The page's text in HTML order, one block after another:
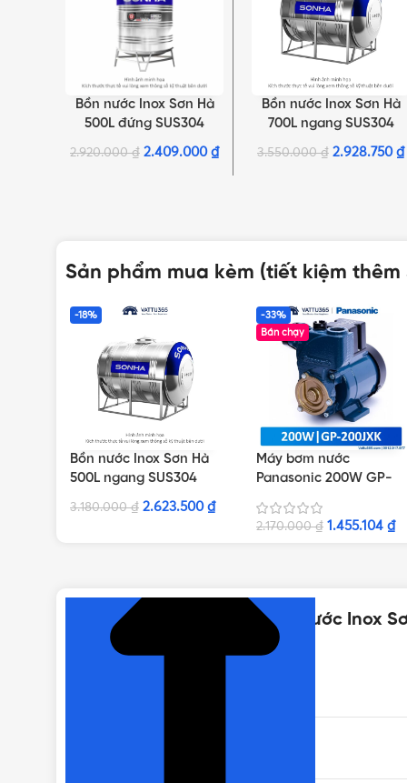
THÊM VÀO GIỎ HÀNG
Bồn nước Inox Sơn Hà
500L đứng SUS304
2.920.000₫ 2.409.000 ₫
THÊM VÀO GIỎ HÀNG
Bồn nước Inox Sơn Hà
700L ngang SUS304
3.550.000₫ 2.928.750 ₫
Sản phẩm mua kèm (tiết kiệm thêm
-18%
Bồn nước Inox Sơn Hà
500L ngang SUS304
3.180.000₫ 2.623.500 ₫
-33%
Bán chạy
Máy bơm nước
Panasonic 200W GP-
12.5cm
2.170.000₫ 1.455.104 ₫
Thông số kỹ thuật của Bồn nước Inox